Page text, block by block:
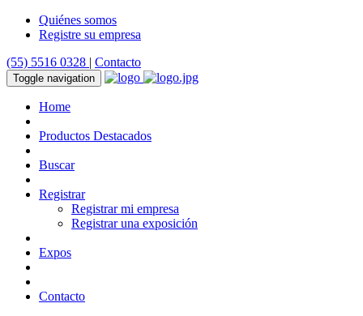
Quiénes somos
Registre su empresa
(55) 5516 0328 | Contacto
Toggle navigation
Home
Productos Destacados
Buscar
Registrar
Registrar mi empresa
Registrar una exposición
Expos
Contacto